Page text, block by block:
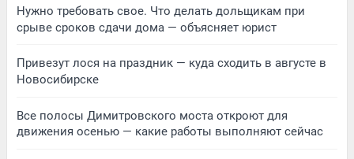
Нужно требовать свое. Что делать дольщикам при
срыве сроков сдачи дома — объясняет юрист
Привезут лося на праздник — куда сходить в августе в
Новосибирске
Все полосы Димитровского моста откроют для
движения осенью — какие работы выполняют сейчас